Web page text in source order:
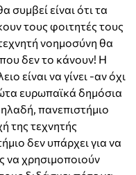
συμβεί είναι ότι τα
τους φοιτητές τους
νοημοσύνη θα
δεν το κάνουν! Η
είναι να γίνει -αν όχι
ευρωπαϊκά δημόσια
πανεπιστήμιο
της τεχνητής
δεν υπάρχει για να
να χρησιμοποιούν